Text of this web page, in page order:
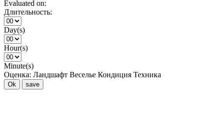
Evaluated on:
Длительность:
Day(s)
Hour(s)
Minute(s)
Оценка: Ландшафт Веселье Кондиция Техника
Ok save